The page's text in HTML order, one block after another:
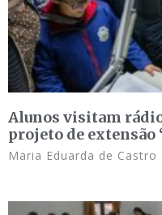
Alunos visitam
projeto de extensão
Maria Eduarda de Castro